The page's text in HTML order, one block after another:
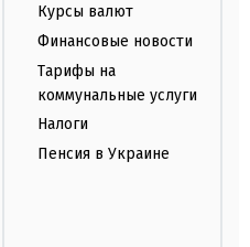
Курсы валют
Финансовые новости
Тарифы на
коммунальные услуги
Налоги
Пенсия в Украине